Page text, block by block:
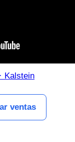
Kalstein
ventas